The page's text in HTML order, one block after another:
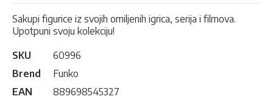
Sakupi figurice iz svojih omiljenih igrica, serija i filmova.
Upotpuni svoju kolekciju!
SKU
60996
Brend
Funko
EAN
889698545327